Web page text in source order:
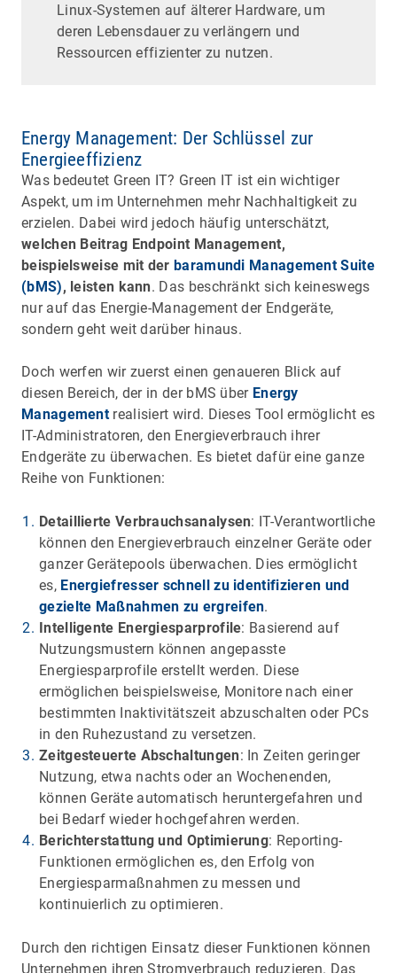
Linux-Systemen auf älterer Hardware, um
deren Lebensdauer zu verlängern und
Ressourcen effizienter zu nutzen.
Energy Management: Der Schlüssel zur
Energieeffizienz
Was bedeutet Green IT? Green IT ist ein wichtiger
Aspekt, um im Unternehmen mehr Nachhaltigkeit zu
erzielen. Dabei wird jedoch häufig unterschätzt,
welchen Beitrag Endpoint Management,
beispielsweise mit der baramundi Management Suite
(bMS), leisten kann. Das beschränkt sich keineswegs
nur auf das Energie-Management der Endgeräte,
sondern geht weit darüber hinaus.
Doch werfen wir zuerst einen genaueren Blick auf
diesen Bereich, der in der bMS über Energy
Managementrealisiert wird. Dieses Tool ermöglicht es
IT-Administratoren, den Energieverbrauch ihrer
Endgeräte zu überwachen. Es bietet dafür eine ganze
Reihe von Funktionen:
Detaillierte Verbrauchsanalysen: IT-Verantwortliche
können den Energieverbrauch einzelner Geräte oder
ganzer Gerätepools überwachen. Dies ermöglicht
es, Energiefresser schnell zu identifizieren und
gezielte Maßnahmen zu ergreifen.
Intelligente Energiesparprofile: Basierend auf
Nutzungsmustern können angepasste
Energiesparprofile erstellt werden. Diese
ermöglichen beispielsweise, Monitore nach einer
bestimmten Inaktivitätszeit abzuschalten oder PCs
in den Ruhezustand zu versetzen.
Zeitgesteuerte Abschaltungen: In Zeiten geringer
Nutzung, etwa nachts oder an Wochenenden,
können Geräte automatisch heruntergefahren und
bei Bedarf wieder hochgefahren werden.
Berichterstattung und Optimierung: Reporting-
Funktionen ermöglichen es, den Erfolg von
Energiesparmaßnahmen zu messen und
kontinuierlich zu optimieren.
Durch den richtigen Einsatz dieser Funktionen können
Unternehmen ihren Stromverbrauch reduzieren. Das